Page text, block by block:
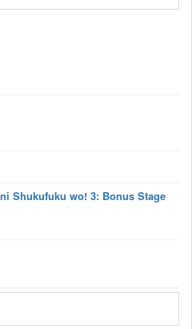
Shukufuku wo! 3: Bonus Stage